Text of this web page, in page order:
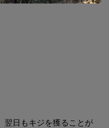
翌日もキジを獲ることが